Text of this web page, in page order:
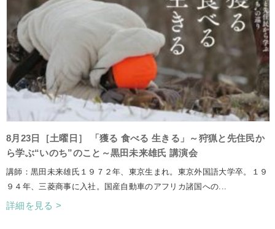
8月23日［土曜日］ 「獲る 食べる 生きる」～狩猟と先住民か
ら学ぶ“いのち”のこと～黒田未来雄氏 講演会
講師：黒田未来雄氏１９７２年、東京生まれ。東京外国語大学卒。１９
９４年、三菱商事に入社。国産自動車のアフリカ諸国への...
詳細を見る >